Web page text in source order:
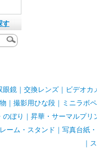
す
眼鏡 交換レンズ ビデオカ
撮影用ひな段 ミニラボ
のぼり 昇華・サーマルプリ
ーム・スタンド 写真台紙